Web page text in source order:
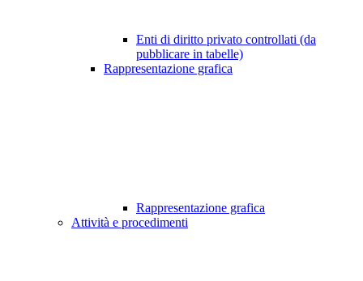
Enti di diritto privato controllati (da
pubblicare in tabelle)
Rappresentazione grafica
Rappresentazione grafica
Attività e procedimenti